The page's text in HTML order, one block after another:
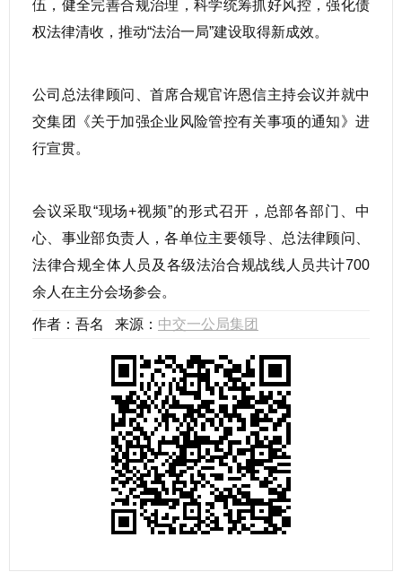
伍，健全完善合规治理，科学统筹抓好风控，强化债
权法律清收，推动“法治一局”建设取得新成效。
公司总法律顾问、首席合规官许恩信主持会议并就中
交集团《关于加强企业风险管控有关事项的通知》进
行宣贯。
会议采取“现场+视频”的形式召开，总部各部门、中
心、事业部负责人，各单位主要领导、总法律顾问、
法律合规全体人员及各级法治合规战线人员共计700
余人在主分会场参会。
作者：吾名 来源： 中交一公局集团